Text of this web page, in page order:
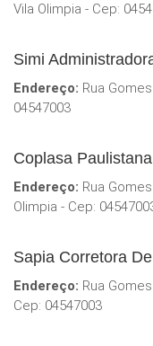
Vila Olimpia - Cep:
Simi
Endereço: Rua
04547003
Coplasa
Endereço: Rua
Olimpia - Cep:
Sapia Corretora
Endereço: Rua
Cep: 04547003